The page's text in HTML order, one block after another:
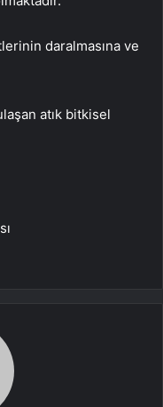
daralmasına ve
atık bitkisel